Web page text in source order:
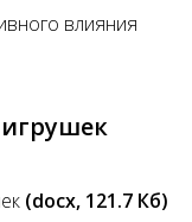
влияния
(docx, 121.7 Кб)